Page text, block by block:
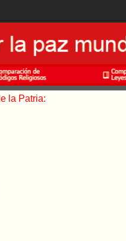
la Patria: